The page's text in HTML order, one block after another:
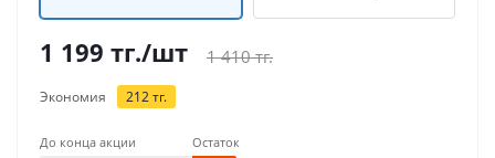
1 199 тг./шт 1 410тг.
Экономия 212тг.
До конца акции Остаток